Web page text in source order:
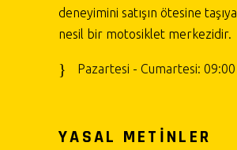
deneyimini satışın ötesine
nesil bir motosiklet merkezidir.
Pazartesi - Cumartesi:
YASAL METİNLER